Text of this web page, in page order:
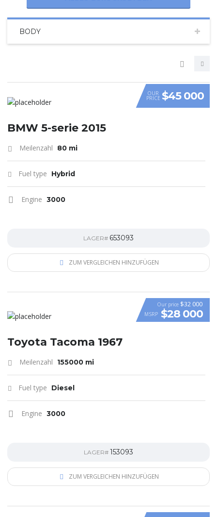
BODY
VIDEO
OUR
PRICE $45 000
BMW 5-serie 2015
Meilenzahl 80 mi
Fuel type Hybrid
Engine 3000
LAGER# 653093
ZUM VERGLEICHEN HINZUFÜGEN
Our price $32 000
MSRP $28 000
Toyota Tacoma 1967
Meilenzahl 155000 mi
Fuel type Diesel
Engine 3000
LAGER# 153093
ZUM VERGLEICHEN HINZUFÜGEN